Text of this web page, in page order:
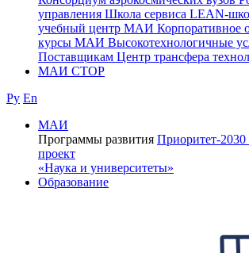
управления Школа сервиса LEAN-
учебный центр МАИ Корпоративное
курсы МАИ Высокотехнологичные
Поставщикам Центр трансфера
МАИ СТОР
Ру En
МАИ
Программы развития Приоритет-2030
проект
«Наука и университеты»
Образование